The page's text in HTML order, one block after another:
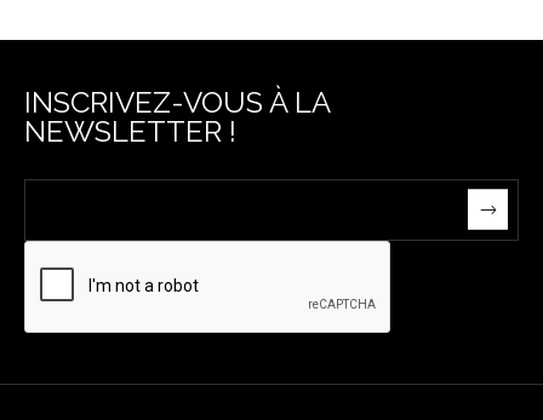
INSCRIVEZ-VOUS À LA
NEWSLETTER !